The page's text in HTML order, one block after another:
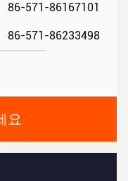
86-571-86167101
86-571-86233498
요